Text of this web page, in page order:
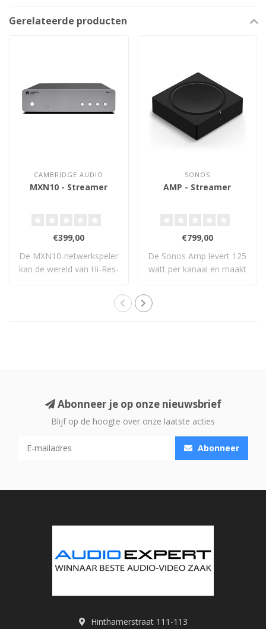
Gerelateerde producten
CAMBRIDGE AUDIO
MXN10 - Streamer
€399,00
De MXN10-netwerkspeler
kan de wereld van Hi-Res-
SONOS
AMP - Streamer
€799,00
De Sonos Amp levert 125
watt per kanaal en maakt
Abonneer je op onze nieuwsbrief
Blijf op de hoogte over onze laatste acties
Abonneer
Hinthamerstraat 111-113